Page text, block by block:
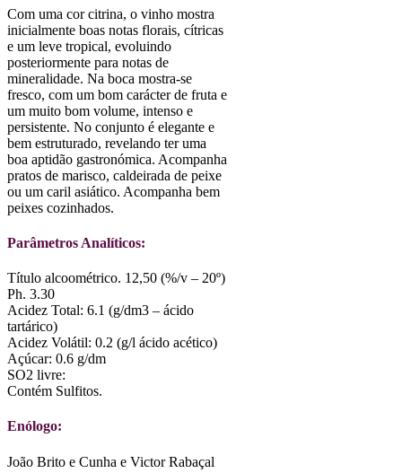
Com uma cor citrina, o vinho mostra
inicialmente boas notas florais, cítricas
e um leve tropical, evoluindo
posteriormente para notas de
mineralidade. Na boca mostra-se
fresco, com um bom carácter de fruta e
um muito bom volume, intenso e
persistente. No conjunto é elegante e
bem estruturado, revelando ter uma
boa aptidão gastronómica. Acompanha
pratos de marisco, caldeirada de peixe
ou um caril asiático. Acompanha bem
peixes cozinhados.
Parâmetros Analíticos:
Título alcoométrico. 12,50 (%/v – 20º)
Ph. 3.30
Acidez Total: 6.1 (g/dm3 – ácido
tartárico)
Acidez Volátil: 0.2 (g/l ácido acético)
Açúcar: 0.6 g/dm
SO2 livre:
Contém Sulfitos.
Enólogo:
João Brito e Cunha e Victor Rabaçal